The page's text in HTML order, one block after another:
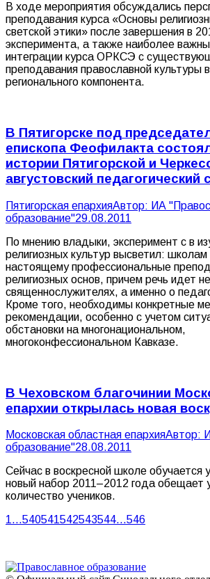
В ходе мероприятия обсуждались
преподавания курса «Основы
светской этики» после завершения в
эксперимента, а также наиболее
интеграции курса ОРКСЭ с
преподавания православной культуры
регионального компонента.
В Пятигорске под
епископа Феофилакта
истории Пятигорской и
августовский педагогический
Пятигорская епархияАвтор: ИА
образование"29.08.2011
По мнению владыки, эксперимент с в
религиозных культур высветил:
настоящему профессиональные
религиозных основ, причем речь идет
священнослужителях, а именно о
Кроме того, необходимы конкретные
рекомендации, особенно с учетом
обстановки на многонациональном,
многоконфессиональном Кавказе.
В Чеховском благочинии
епархии открылась новая
Московская областная епархияАвтор:
образование"28.08.2011
Сейчас в воскресной школе обучается
новый набор 2011–2012 года обещает
количество учеников.
1…540541542543544…546